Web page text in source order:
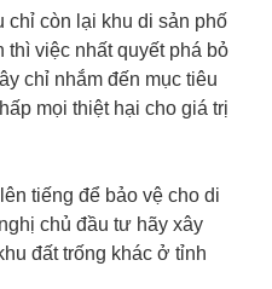
chỉ còn lại khu di sản phố
thì việc nhất quyết phá bỏ
chỉ nhắm đến mục tiêu
mọi thiệt hại cho giá trị
tiếng để bảo vệ cho di
chủ đầu tư hãy xây
đất trống khác ở tỉnh